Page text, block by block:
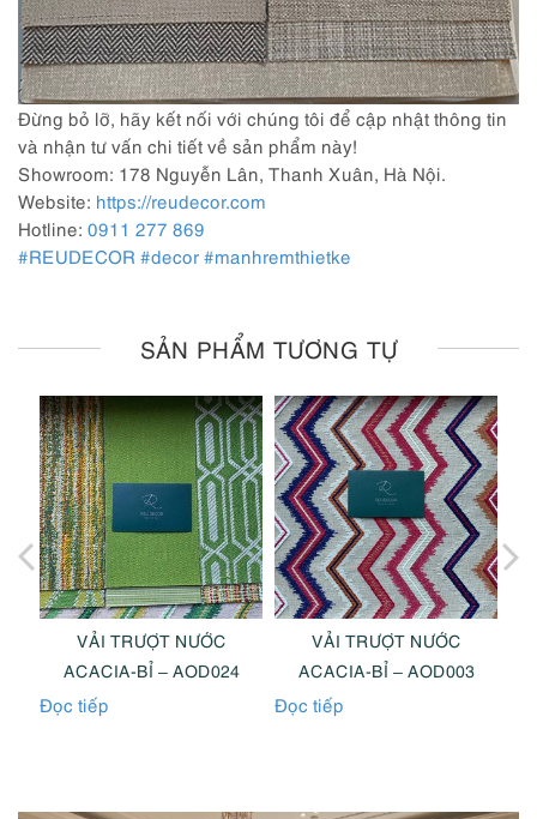
Đừng bỏ lỡ, hãy kết nối với chúng tôi để cập nhật thông tin
và nhận tư vấn chi tiết về sản phẩm này!
Showroom: 178 Nguyễn Lân, Thanh Xuân, Hà Nội.
Website: https://reudecor.com
Hotline: 0911 277 869
#REUDECOR #decor #manhremthietke
SẢN PHẨM TƯƠNG TỰ
VẢI TRƯỢT NƯỚC
ACACIA-BỈ – AOD024
Đọc tiếp
VẢI TRƯỢT NƯỚC
ACACIA-BỈ – AOD003
Đọc tiếp